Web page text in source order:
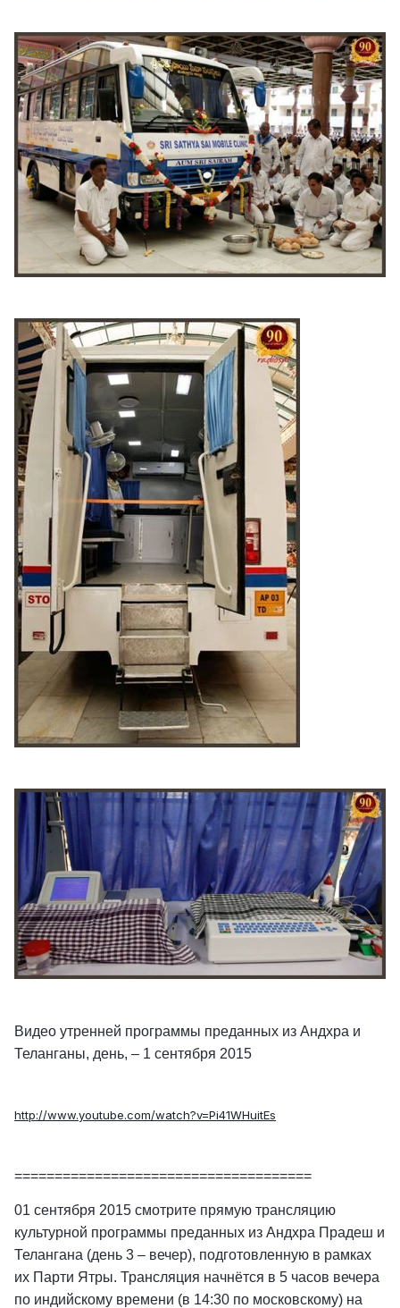
Видео утренней программы преданных из Андхра и
Теланганы, день, – 1 сентября 2015
http://www.youtube.com/watch?v=Pi41WHuitEs
=====================================
01 сентября 2015 смотрите прямую трансляцию
культурной программы преданных из Андхра Прадеш и
Телангана (день 3 – вечер), подготовленную в рамках
их Парти Ятры. Трансляция начнётся в 5 часов вечера
по индийскому времени (в 14:30 по московскому) на